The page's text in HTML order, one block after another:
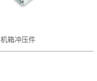
机箱冲压件